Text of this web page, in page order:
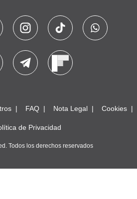
FAQ Nota Legal Cookies
de Privacidad
Todos los derechos reservados